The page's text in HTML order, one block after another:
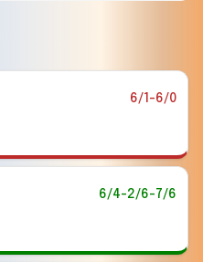
6/1-6/0
6/4-2/6-7/6